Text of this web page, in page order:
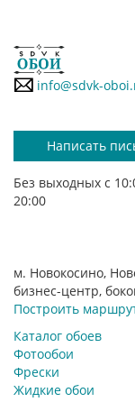
info@sdvk-
Написать
Без выходных с
20:00
м. Новокосино,
бизнес-центр,
Построить
Каталог обоев
Фотообои
Фрески
Жидкие обои